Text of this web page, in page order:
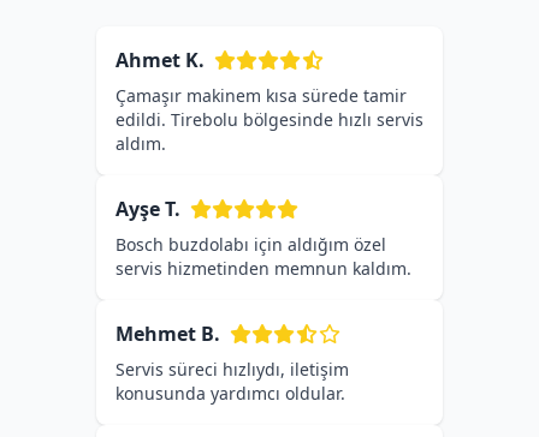
Ahmet K.
Çamaşır makinem kısa sürede tamir
edildi. Tirebolu bölgesinde hızlı servis
aldım.
Ayşe T.
Bosch buzdolabı için aldığım özel
servis hizmetinden memnun kaldım.
Mehmet B.
Servis süreci hızlıydı, iletişim
konusunda yardımcı oldular.